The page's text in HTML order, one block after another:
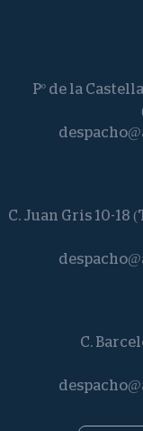
Pº de la
C. Juan Gris 10-18
C.